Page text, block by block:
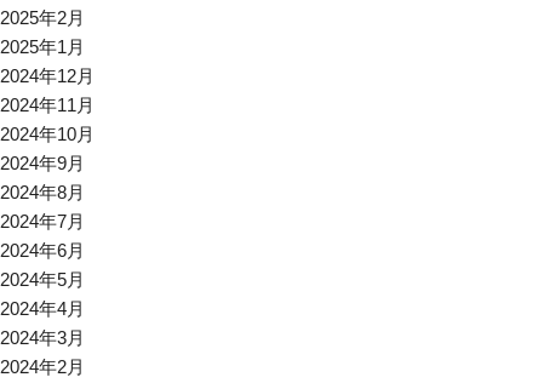
2025年2月
2025年1月
2024年12月
2024年11月
2024年10月
2024年9月
2024年8月
2024年7月
2024年6月
2024年5月
2024年4月
2024年3月
2024年2月